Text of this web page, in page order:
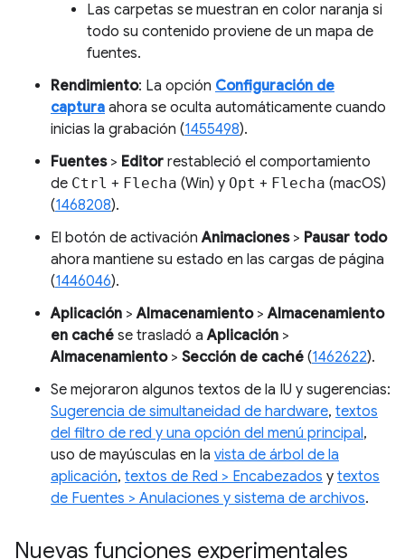
Las carpetas se muestran en color naranja si
todo su contenido proviene de un mapa de
fuentes.
Rendimiento: La opción Configuración de
captura ahora se oculta automáticamente cuando
inicias la grabación (1455498).
Fuentes> Editor restableció el comportamiento
de Ctrl + Flecha (Win) y Opt + Flecha (macOS)
(1468208).
El botón de activaciónAnimaciones> Pausar todo
ahora mantiene su estado en las cargas de página
(1446046).
Aplicación >Almacenamiento>Almacenamiento
en caché se trasladó aAplicación >
Almacenamiento> Sección de caché (1462622).
Se mejoraron algunos textos de la IU y sugerencias:
Sugerencia de simultaneidad de hardware, textos
del filtro de red y una opción del menú principal,
uso de mayúsculas en la vista de árbol de la
aplicación, textos de Red > Encabezados y textos
de Fuentes > Anulaciones y sistema de archivos.
Nuevas funciones experimentales